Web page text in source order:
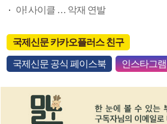
아! 사이클 … 악재 연발
국제신문 카카오플러스 친구
국제신문 공식 페이스북 인스타그램